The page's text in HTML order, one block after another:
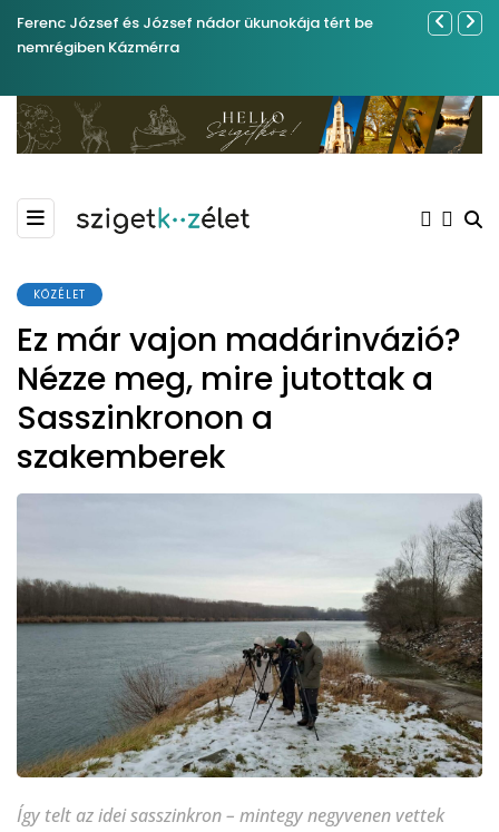
Ferenc József és József nádor ükunokája tért be
nemrégiben Kázmérra
Év
KÖZÉLET
Ez már vajon madárinvázió?
Nézze meg, mire jutottak a
Sasszinkronon a
szakemberek
Így telt az idei sasszinkron – mintegy negyvenen vettek